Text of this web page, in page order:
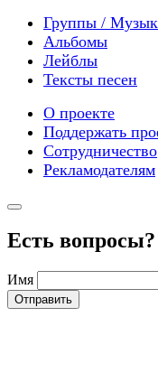
Группы /
Альбомы
Лейблы
Тексты песен
О проекте
Поддержать
Сотрудничество
Рекламодателям
Есть
Имя